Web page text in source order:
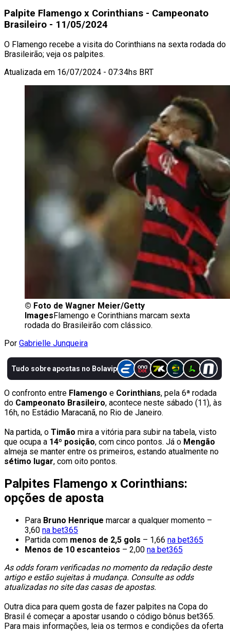
Palpite Flamengo x Corinthians - Campeonato
Brasileiro - 11/05/2024
O Flamengo recebe a visita do Corinthians na sexta rodada do
Brasileirão; veja os palpites.
Atualizada em 16/07/2024 - 07:34hs BRT
© Foto de Wagner Meier/Getty
Images Flamengo e Corinthians marcam sexta
rodada do Brasileirão com clássico.
Por Gabrielle Junqueira
O confronto entre Flamengo e Corinthians, pela 6ª rodada
do Campeonato Brasileiro, acontece neste sábado (11), às
16h, no Estádio Maracanã, no Rio de Janeiro.
Na partida, o Timão mira a vitória para subir na tabela, visto
que ocupa a 14º posição, com cinco pontos. Já o Mengão
almeja se manter entre os primeiros, estando atualmente no
sétimo lugar, com oito pontos.
Palpites Flamengo x Corinthians:
opções de aposta
Para Bruno Henrique marcar a qualquer momento –
3,60 na bet365
Partida com menos de 2,5 gols – 1,66 na bet365
Menos de 10 escanteios – 2,00 na bet365
As odds foram verificadas no momento da redação deste
artigo e estão sujeitas à mudança. Consulte as odds
atualizadas no site das casas de apostas.
Outra dica para quem gosta de fazer palpites na Copa do
Brasil é começar a apostar usando o código bônus bet365.
Para mais informações, leia os termos e condições da oferta